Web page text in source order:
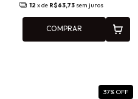
12 x de R$63,73 sem juros
COMPRAR
37% OFF